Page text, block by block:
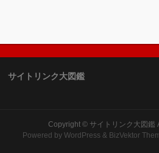
サイトリンク大図鑑
Copyright © サイトリンク大図鑑
Powered byWordPress & BizVektor